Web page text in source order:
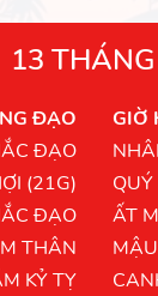
13
ĐẠO
ĐẠO
(21G)
ĐẠO
THÂN
KỶ TỴ
GIỜ
ẤT